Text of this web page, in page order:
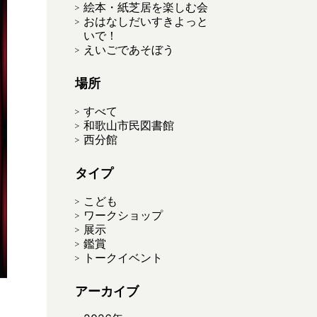
絵本・紙芝居を楽しむ会
おはなしだいすきよっと
いで！
えいごであそぼう
場所
すべて
和歌山市民図書館
西分館
タイプ
こども
ワークショップ
展示
鑑賞
トークイベント
アーカイブ